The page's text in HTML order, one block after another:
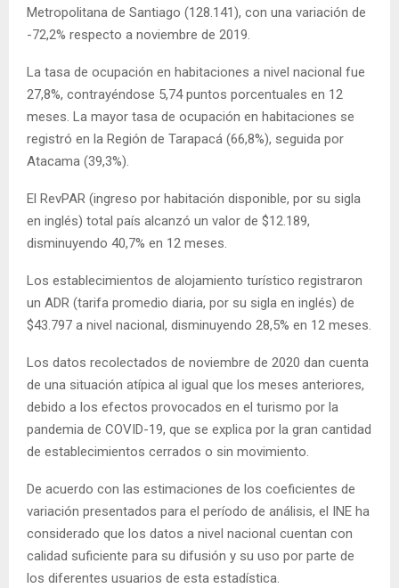
Metropolitana de Santiago (128.141), con una variación de
-72,2% respecto a noviembre de 2019.
La tasa de ocupación en habitaciones a nivel nacional fue
27,8%, contrayéndose 5,74 puntos porcentuales en 12
meses. La mayor tasa de ocupación en habitaciones se
registró en la Región de Tarapacá (66,8%), seguida por
Atacama (39,3%).
El RevPAR (ingreso por habitación disponible, por su sigla
en inglés) total país alcanzó un valor de $12.189,
disminuyendo 40,7% en 12 meses.
Los establecimientos de alojamiento turístico registraron
un ADR (tarifa promedio diaria, por su sigla en inglés) de
$43.797 a nivel nacional, disminuyendo 28,5% en 12 meses.
Los datos recolectados de noviembre de 2020 dan cuenta
de una situación atípica al igual que los meses anteriores,
debido a los efectos provocados en el turismo por la
pandemia de COVID-19, que se explica por la gran cantidad
de establecimientos cerrados o sin movimiento.
De acuerdo con las estimaciones de los coeficientes de
variación presentados para el período de análisis, el INE ha
considerado que los datos a nivel nacional cuentan con
calidad suficiente para su difusión y su uso por parte de
los diferentes usuarios de esta estadística.